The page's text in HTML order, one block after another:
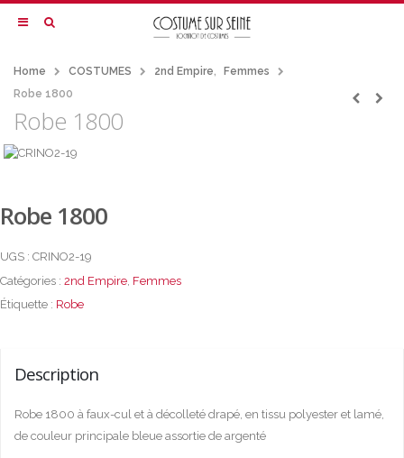
Home COSTUMES 2nd Empire,
Femmes
Robe 1800
Robe 1800
Robe 1800
UGS : CRINO2-19
Catégories : 2nd Empire Femmes
Étiquette : Robe
Description
Robe 1800 à faux-cul et à décolleté drapé, en tissu polyester et lamé,
de couleur principale bleue assortie de argenté